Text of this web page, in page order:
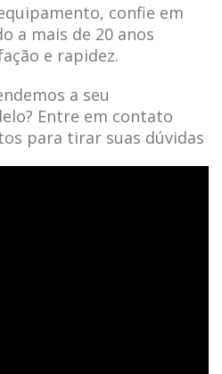
confie em
a mais de 20 anos
e rapidez.
a seu
Entre em contato
para tirar suas dúvidas